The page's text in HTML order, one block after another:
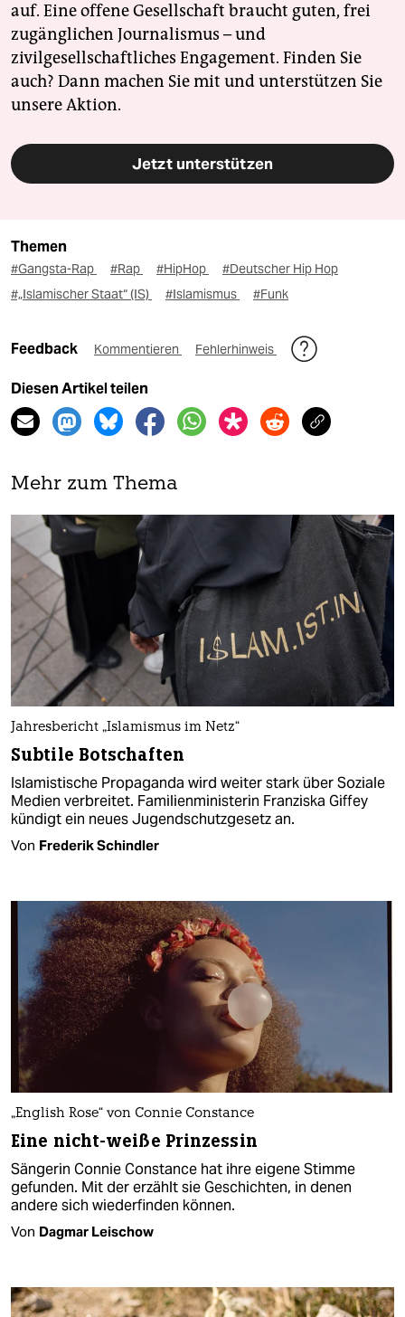
auf. Eine offene Gesellschaft braucht guten, frei
zugänglichen Journalismus – und
zivilgesellschaftliches Engagement. Finden Sie
auch? Dann machen Sie mit und unterstützen Sie
unsere Aktion.
Jetzt unterstützen
Themen
#Gangsta-Rap #Rap #HipHop
#Deutscher Hip Hop
#„Islamischer Staat“ (IS)
#Islamismus #Funk
Feedback Kommentieren Fehlerhinweis
Diesen Artikel teilen
Mehr zum Thema
Jahresbericht „Islamismus im Netz“
Subtile Botschaften
Islamistische Propaganda wird weiter stark über Soziale
Medien verbreitet. Familienministerin Franziska Giffey
kündigt ein neues Jugendschutzgesetz an.
Von Frederik Schindler
„English Rose“ von Connie Constance
Eine nicht-weiße Prinzessin
Sängerin Connie Constance hat ihre eigene Stimme
gefunden. Mit der erzählt sie Geschichten, in denen
andere sich wiederfinden können.
Von Dagmar Leischow